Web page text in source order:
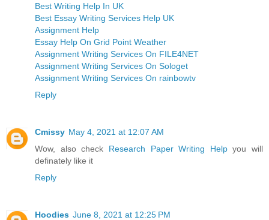
Best Writing Help In UK
Best Essay Writing Services Help UK
Assignment Help
Essay Help On Grid Point Weather
Assignment Writing Services On FILE4NET
Assignment Writing Services On Sologet
Assignment Writing Services On rainbowtv
Reply
Cmissy May 4, 2021 at 12:07 AM
Wow, also check Research Paper Writing Helpyou will
definately like it
Reply
Hoodies June 8, 2021 at 12:25 PM